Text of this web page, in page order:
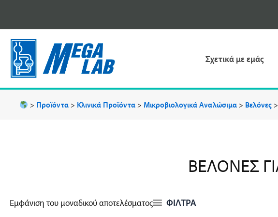
Σχετικά με εμάς
> Προϊόντα > Κλινικά Προϊόντα > Μικροβιολογικά Αναλώσιμα > Βελόνες >
ΒΕΛΌΝΕΣ
Εμφάνιση του μοναδικού αποτελέσματος ΦΙΛΤΡΑ